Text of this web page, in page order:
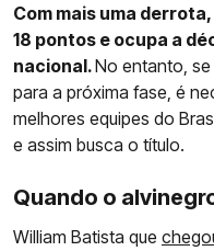
Com mais uma
18 pontos e ocupa a
nacional.No entanto,
para a próxima fase, é
melhores equipes do
e assim busca o título.
Quando o
William Batista que